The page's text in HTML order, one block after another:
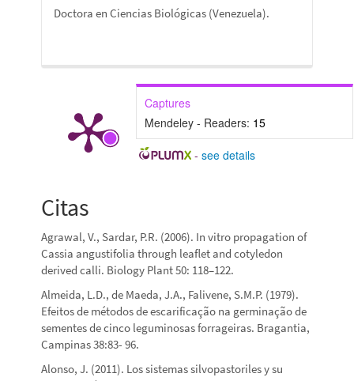
Doctora en Ciencias Biológicas (Venezuela).
Captures
Mendeley - Readers: 15
-see details
Citas
Agrawal, V., Sardar, P.R. (2006). In vitro propagation of
Cassia angustifolia through leaﬂet and cotyledon
derived calli. Biology Plant 50: 118–122.
Almeida, L.D., de Maeda, J.A., Falivene, S.M.P. (1979).
Efeitos de métodos de escarificação na germinação de
sementes de cinco leguminosas forrageiras. Bragantia,
Campinas 38:83- 96.
Alonso, J. (2011). Los sistemas silvopastoriles y su